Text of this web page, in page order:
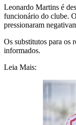
Leonardo Martins é
funcionário do clube.
pressionaram
Os substitutos para os
informados.
Leia Mais: